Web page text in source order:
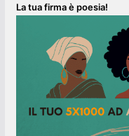
La tua firma è poesia!